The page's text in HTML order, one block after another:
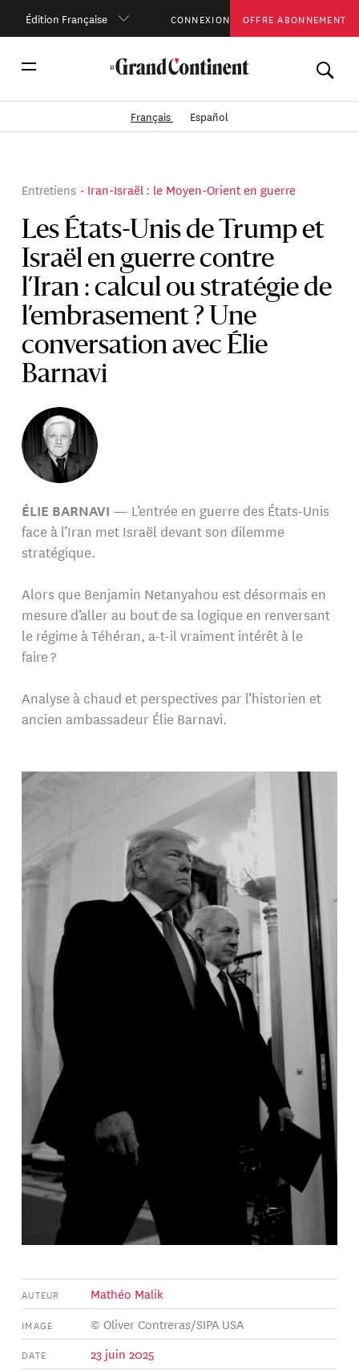
Édition Française CONNEXION OFFRE ABONNEMENT
Français Español
Les États-Unis de Trump et
Israël en guerre contre
l’Iran : calcul ou stratégie de
l’embrasement ? Une
conversation avec Élie
Barnavi
Entretiens Iran-Israël : le Moyen-Orient en guerre
ÉLIE BARNAVI — L’entrée en guerre des États-Unis
face à l’Iran met Israël devant son dilemme
stratégique.
Alors que Benjamin Netanyahou est désormais en
mesure d’aller au bout de sa logique en renversant
le régime à Téhéran, a-t-il vraiment intérêt à le
faire ?
Analyse à chaud et perspectives par l’historien et
ancien ambassadeur Élie Barnavi.
AUTEUR Mathéo Malik
IMAGE © Oliver Contreras/SIPA USA
DATE 23 juin 2025